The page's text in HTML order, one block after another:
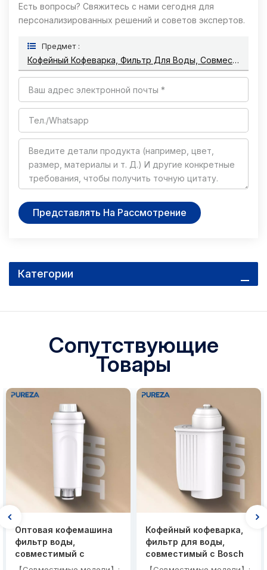
Есть вопросы? Свяжитесь с нами сегодня для
персонализированных решений и советов экспертов.
Предмет :
Кофейный Кофеварка, Фильтр Для Воды, Совместимый С Bosch Brita Intenza TCZ7003 Для Профилактики Масштаба
Представлять На Рассмотрение
Категории
Сопутствующие
Товары
Оптовая кофемашина
фильтр воды,
совместимый с
Delonghi DLSC002
Кофейный кофеварка,
фильтр для воды,
совместимый с Bosch
Brita Intenza TCZ7003